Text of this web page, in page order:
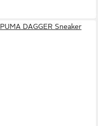
PUMA DAGGER Sneaker